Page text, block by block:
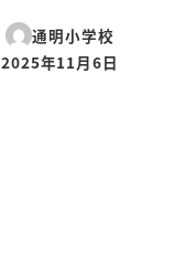
通明小学校
投稿日
2025年11月6日